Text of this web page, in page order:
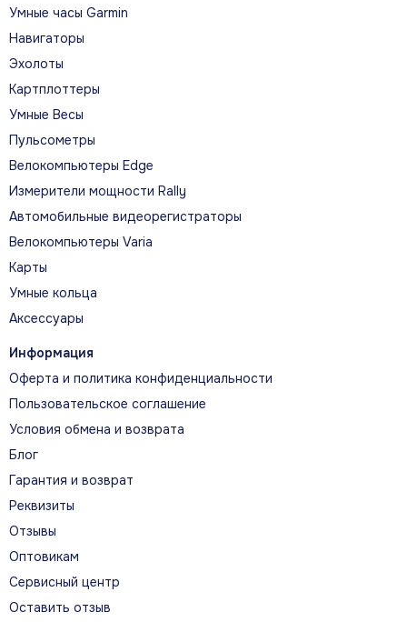
Умные часы Garmin
Навигаторы
Эхолоты
Картплоттеры
Умные Весы
Пульсометры
Велокомпьютеры Edge
Измерители мощности Rally
Автомобильные видеорегистраторы
Велокомпьютеры Varia
Карты
Умные кольца
Аксессуары
Информация
Оферта и политика конфиденциальности
Пользовательское соглашение
Условия обмена и возврата
Блог
Гарантия и возврат
Реквизиты
Отзывы
Оптовикам
Сервисный центр
Оставить отзыв